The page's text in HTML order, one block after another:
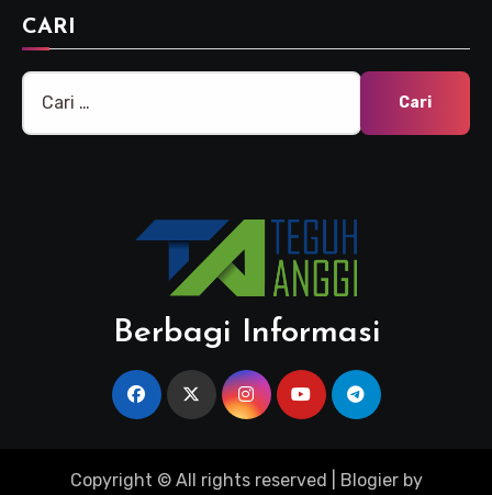
CARI
Cari
untuk:
Berbagi Informasi
Copyright © All rights reserved Blogierby